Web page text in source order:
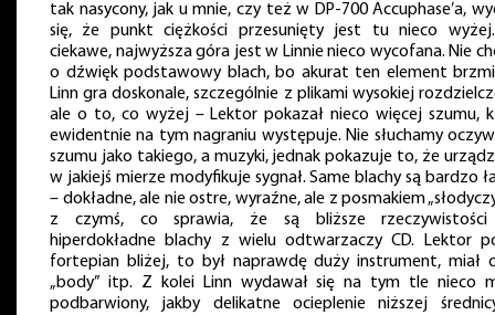
tak nasycony, jak u mnie, czy też w DP-700 Accuphase’a,
się, że punkt ciężkości przesunięty jest tu nieco
ciekawe, najwyższa góra jest w Linnie nieco wycofana. Nie
o dźwięk podstawowy blach, bo akurat ten element
Linn gra doskonale, szczególnie z plikami wysokiej
ale o to, co wyżej – Lektor pokazał nieco więcej szumu,
ewidentnie na tym nagraniu występuje. Nie słuchamy
szumu jako takiego, a muzyki, jednak pokazuje to, że
w jakiejś mierze modyfikuje sygnał. Same blachy są bardzo
– dokładne, ale nie ostre, wyraźne, ale z posmakiem
z czymś, co sprawia, że są bliższe
hiperdokładne blachy z wielu odtwarzaczy CD. Lektor
fortepian bliżej, to był naprawdę duży instrument, miał
„body” itp. Z kolei Linn wydawał się na tym tle nieco
podbarwiony, jakby delikatne ocieplenie niższej